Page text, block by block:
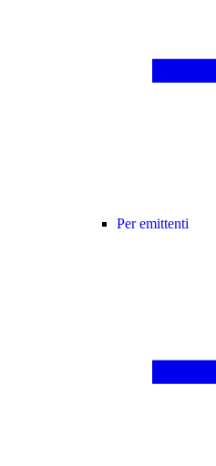
Per emittenti